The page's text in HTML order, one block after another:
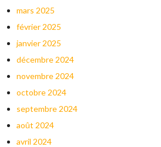
mars 2025
février 2025
janvier 2025
décembre 2024
novembre 2024
octobre 2024
septembre 2024
août 2024
avril 2024